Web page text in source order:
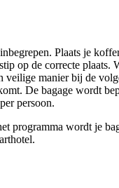
Plaats je
op de correcte plaats.
veilige manier bij de
De bagage wordt
persoon.
programma wordt je